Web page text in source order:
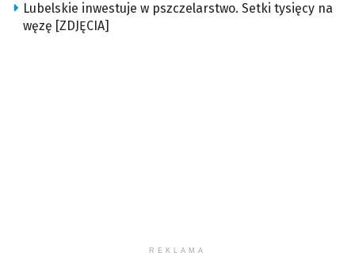
Lubelskie inwestuje w pszczelarstwo. Setki tysięcy na
węzę [ZDJĘCIA]
REKLAMA